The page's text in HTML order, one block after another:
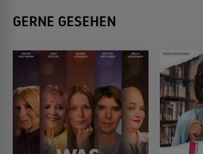
GERNE GESEHEN